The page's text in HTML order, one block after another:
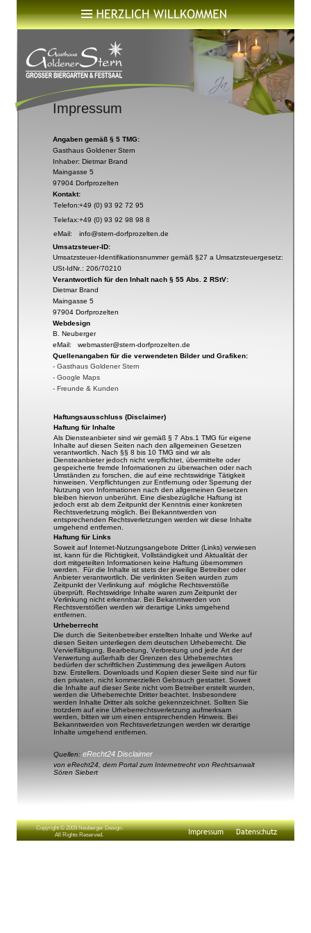
Impressum Datenschutz
Copyright © 2009 Neuberger Design.
All Rights Reserved.
Impressum
Angaben gemäß § 5 TMG:
Gasthaus Goldener Stern
Inhaber: Dietmar Brand
Maingasse 5
97904 Dorfprozelten
Kontakt:
Umsatzsteuer-ID:
Umsatzsteuer-Identifikationsnummer gemäß §27 a Umsatzsteuergesetz:
USt-IdNr.: 206/70210
Verantwortlich für den Inhalt nach § 55 Abs. 2 RStV:
Dietmar Brand
Maingasse 5
97904 Dorfprozelten
Webdesign
B. Neuberger
eMail:   webmaster@stern-dorfprozelten.de
Quellenangaben für die verwendeten Bilder und Grafiken:
- Gasthaus Goldener Stern
- Google Maps
- Freunde & Kunden
Telefon:+49 (0) 93 92 72 95
Telefax:+49 (0) 93 92 98 98 8
eMail:
info@stern-dorfprozelten.de
Haftungsausschluss (Disclaimer)
Haftung für Inhalte
Als Diensteanbieter sind wir gemäß § 7 Abs.1 TMG für eigene
Inhalte auf diesen Seiten nach den allgemeinen Gesetzen
verantwortlich. Nach §§ 8 bis 10 TMG sind wir als
Diensteanbieter jedoch nicht verpflichtet, übermittelte oder
gespeicherte fremde Informationen zu überwachen oder nach
Umständen zu forschen, die auf eine rechtswidrige Tätigkeit
hinweisen. Verpflichtungen zur Entfernung oder Sperrung der
Nutzung von Informationen nach den allgemeinen Gesetzen
bleiben hiervon unberührt. Eine diesbezügliche Haftung ist
jedoch erst ab dem Zeitpunkt der Kenntnis einer konkreten
Rechtsverletzung möglich. Bei Bekanntwerden von
entsprechenden Rechtsverletzungen werden wir diese Inhalte
umgehend entfernen.
Haftung für Links
Soweit auf Internet-Nutzungsangebote Dritter (Links) verwiesen
ist, kann für die Richtigkeit, Vollständigkeit und Aktualität der
dort mitgeteilten Informationen keine Haftung übernommen
werden.  Für die Inhalte ist stets der jeweilige Betreiber oder
Anbieter verantwortlich. Die verlinkten Seiten wurden zum
Zeitpunkt der Verlinkung auf  mögliche Rechtsverstöße
überprüft. Rechtswidrige Inhalte waren zum Zeitpunkt der
Verlinkung nicht erkennbar. Bei Bekanntwerden von
Rechtsverstößen werden wir derartige Links umgehend
entfernen.
Urheberrecht
Die durch die Seitenbetreiber erstellten Inhalte und Werke auf
diesen Seiten unterliegen dem deutschen Urheberrecht. Die
Vervielfältigung, Bearbeitung, Verbreitung und jede Art der
Verwertung außerhalb der Grenzen des Urheberrechtes
bedürfen der schriftlichen Zustimmung des jeweiligen Autors
bzw. Erstellers. Downloads und Kopien dieser Seite sind nur für
den privaten, nicht kommerziellen Gebrauch gestattet. Soweit
die Inhalte auf dieser Seite nicht vom Betreiber erstellt wurden,
werden die Urheberrechte Dritter beachtet. Insbesondere
werden Inhalte Dritter als solche gekennzeichnet. Sollten Sie
trotzdem auf eine Urheberrechtsverletzung aufmerksam
werden, bitten wir um einen entsprechenden Hinweis. Bei
Bekanntwerden von Rechtsverletzungen werden wir derartige
Inhalte umgehend entfernen.
Quellen: eRecht24 Disclaimer
von eRecht24, dem Portal zum Internetrecht von Rechtsanwalt
Sören Siebert